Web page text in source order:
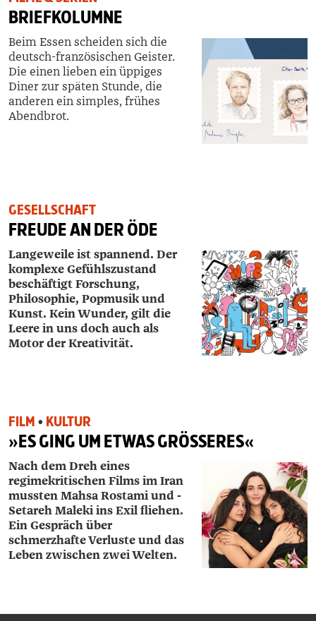
BRIEFKOLUMNE
Beim Essen scheiden sich die
deutsch-französischen Geister.
Die einen lieben ein üppiges
Diner zur späten Stunde, die
anderen ein simples, frühes
Abendbrot.
GESELLSCHAFT
FREUDE AN DER ÖDE
Langeweile ist spannend. Der
komplexe Gefühlszustand
beschäftigt Forschung,
Philosophie, Popmusik und
Kunst. Kein Wunder, gilt die
Leere in uns doch auch als
Motor der Kreativität.
FILM • KULTUR
»ES GING UM ETWAS GRÖSSERES«
Nach dem Dreh eines
regimekritischen Films im Iran
mussten Mahsa Rostami und ­
Setareh ­Maleki ins Exil fliehen.
Ein Gespräch über
schmerzhafte Verluste und das
Leben zwischen zwei Welten.